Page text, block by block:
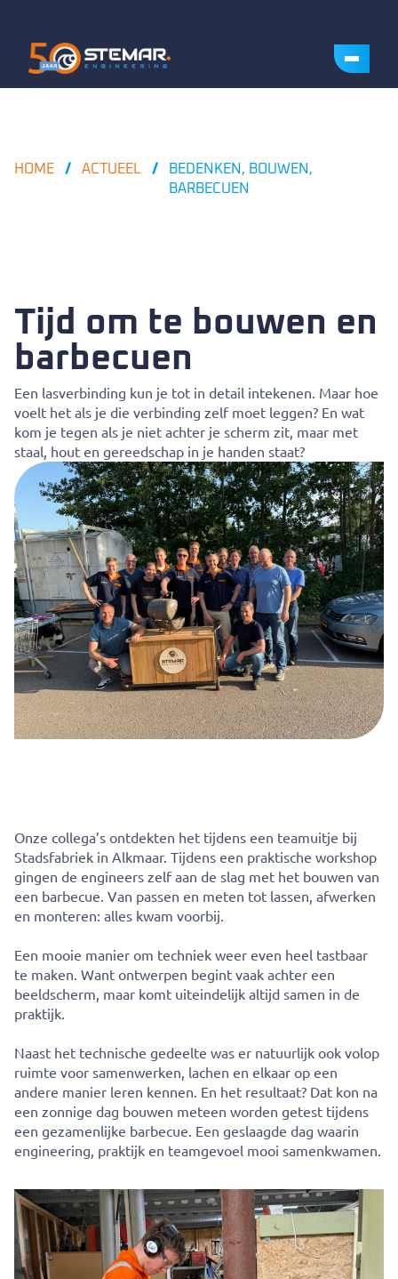
HOME ACTUEEL
BEDENKEN, BOUWEN,
BARBECUEN
Tijd om te bouwen en
barbecuen
Een lasverbinding kun je tot in detail intekenen. Maar hoe
voelt het als je die verbinding zelf moet leggen? En wat
kom je tegen als je niet achter je scherm zit, maar met
staal, hout en gereedschap in je handen staat?
Onze collega’s ontdekten het tijdens een teamuitje bij
Stadsfabriek in Alkmaar. Tijdens een praktische workshop
gingen de engineers zelf aan de slag met het bouwen van
een barbecue. Van passen en meten tot lassen, afwerken
en monteren: alles kwam voorbij.
Een mooie manier om techniek weer even heel tastbaar
te maken. Want ontwerpen begint vaak achter een
beeldscherm, maar komt uiteindelijk altijd samen in de
praktijk.
Naast het technische gedeelte was er natuurlijk ook volop
ruimte voor samenwerken, lachen en elkaar op een
andere manier leren kennen. En het resultaat? Dat kon na
een zonnige dag bouwen meteen worden getest tijdens
een gezamenlijke barbecue. Een geslaagde dag waarin
engineering, praktijk en teamgevoel mooi samenkwamen.